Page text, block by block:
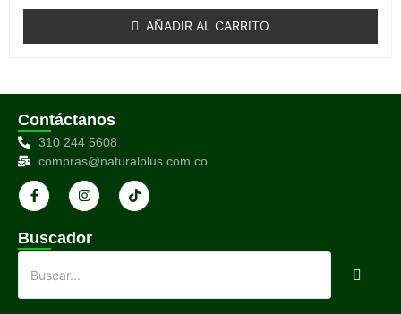
5
AÑADIR AL CARRITO
Contáctanos
310 244 5608
compras@naturalplus.com.co
Buscador